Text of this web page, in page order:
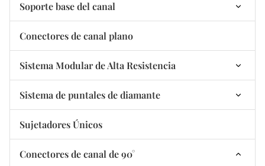
Tuerca para refuerzo de canal
Canal C con agujeros en tres lados
Dispositivo de soldadura automática
personalizado
Abrazadera de tubo de la linterna
Abrazadera para tubería de pera
Sujetadores-Varilla/Tornillo/Tuerca
Piezas de plástico
Soporte base del canal
Soporte de placa base de 2 orificios
Soporte de placa base no soldada
Conectores de canal plano
Sistema Modular de Alta Resistencia
Conectores Modulares de Alta Resistencia
Placas base modulares de alta resistencia
Accesorios Modulares de Alta Resistencia
Sistema de puntales de diamante
Conector de diamante
Cierre de Diamante
Sujetadores Únicos
Conectores de canal de 90°